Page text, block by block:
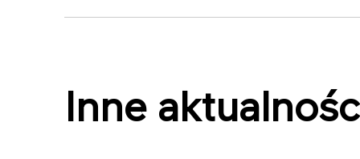
Inne